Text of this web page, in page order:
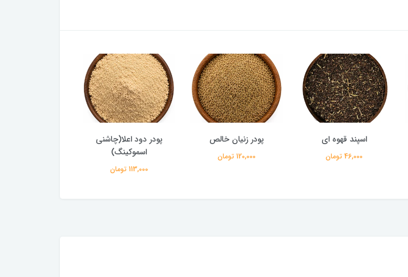
اسپند قهوه ای
46,000 تومان
پودر زنیان خالص
120,000 تومان
پودر دود اعلا(چاشنی
اسموکینگ)
113,000 تومان